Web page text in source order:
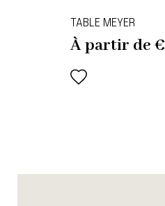
TABLE MEYER
À partir de€